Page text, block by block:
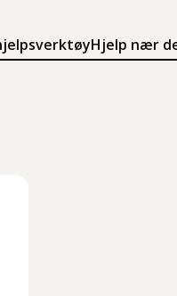
Hjelp nær